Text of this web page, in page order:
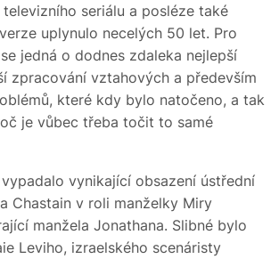
seriálu a posléze také
uplynulo necelých 50 let. Pro
jedná o dodnes zdaleka nejlepší
zpracování vztahových a především
které kdy bylo natočeno, a tak
je vůbec třeba točit to samé
vynikající obsazení ústřední
Chastain v roli manželky Miry
manžela Jonathana. Slibné bylo
Leviho, izraelského scenáristy